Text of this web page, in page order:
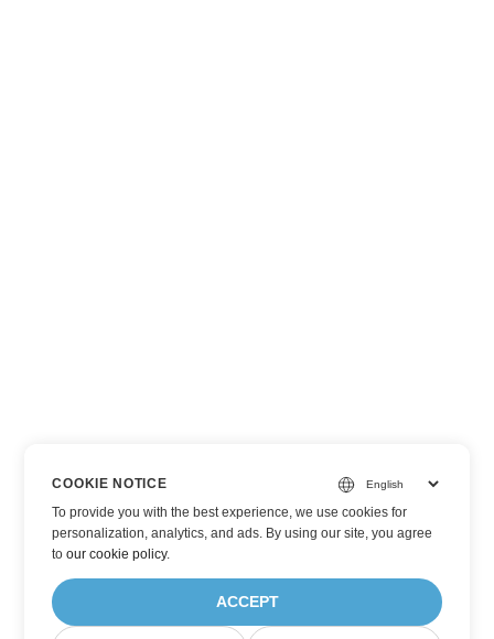
COOKIE NOTICE
To provide you with the best experience, we use cookies for
personalization, analytics, and ads. By using our site, you agree
toour cookie policy.
ACCEPT